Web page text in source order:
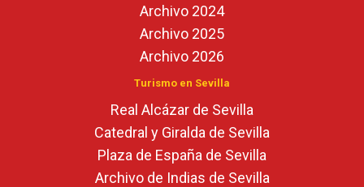
Archivo 2024
Archivo 2025
Archivo 2026
Turismo en Sevilla
Real Alcázar de Sevilla
Catedral y Giralda de Sevilla
Plaza de España de Sevilla
Archivo de Indias de Sevilla